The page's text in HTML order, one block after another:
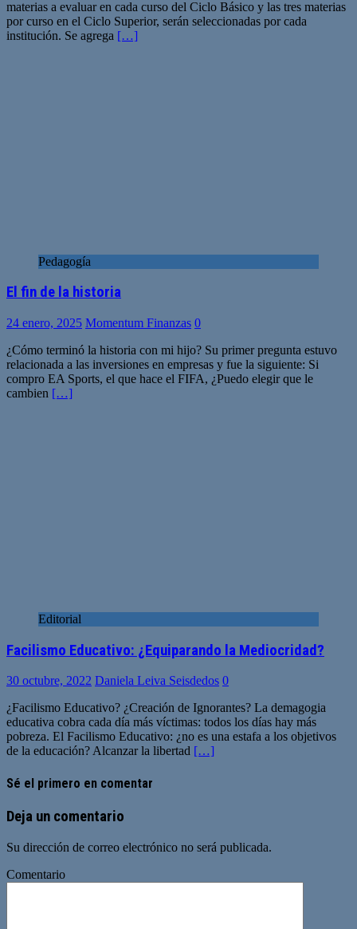
materias a evaluar en cada curso del Ciclo Básico y las tres materias
por curso en el Ciclo Superior, serán seleccionadas por cada
institución. Se agrega […]
Pedagogía
El fin de la historia
24 enero, 2025 Momentum Finanzas 0
¿Cómo terminó la historia con mi hijo? Su primer pregunta estuvo
relacionada a las inversiones en empresas y fue la siguiente: Si
compro EA Sports, el que hace el FIFA, ¿Puedo elegir que le
cambien […]
Editorial
Facilismo Educativo: ¿Equiparando la Mediocridad?
30 octubre, 2022 Daniela Leiva Seisdedos 0
¿Facilismo Educativo? ¿Creación de Ignorantes? La demagogia
educativa cobra cada día más víctimas: todos los días hay más
pobreza. El Facilismo Educativo: ¿no es una estafa a los objetivos
de la educación? Alcanzar la libertad […]
Sé el primero en comentar
Deja un comentario
Su dirección de correo electrónico no será publicada.
Comentario